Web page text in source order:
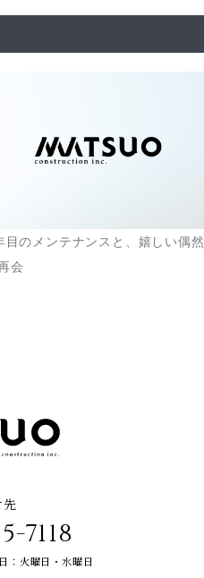
目のメンテナンスと、嬉しい偶然
会
先
7118
火曜日・水曜日